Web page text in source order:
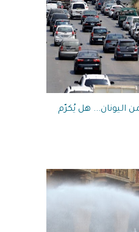
اليونان... هل يُكرّم